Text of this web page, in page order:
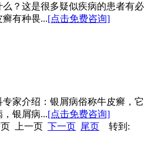
？这是很多疑似疾病的患者有必
有种畏...[点击免费咨询]
家介绍：银屑病俗称牛皮癣，它
银屑病...[点击免费咨询]
上一页 下一页 尾页 转到: